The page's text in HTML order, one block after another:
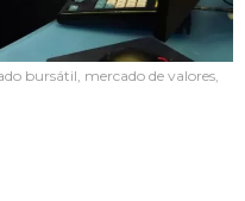
bursátil, mercado de valores,